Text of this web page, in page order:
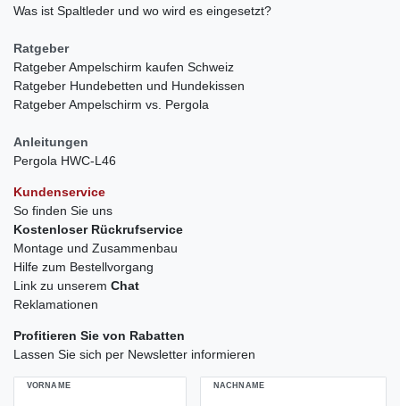
Was ist Spaltleder und wo wird es eingesetzt?
Ratgeber
Ratgeber Ampelschirm kaufen Schweiz
Ratgeber Hundebetten und Hundekissen
Ratgeber Ampelschirm vs. Pergola
Anleitungen
Pergola HWC-L46
Kundenservice
So finden Sie uns
Kostenloser Rückrufservice
Montage und Zusammenbau
Hilfe zum Bestellvorgang
Link zu unserem Chat
Reklamationen
Profitieren Sie von Rabatten
Lassen Sie sich per Newsletter informieren
VORNAME NACHNAME